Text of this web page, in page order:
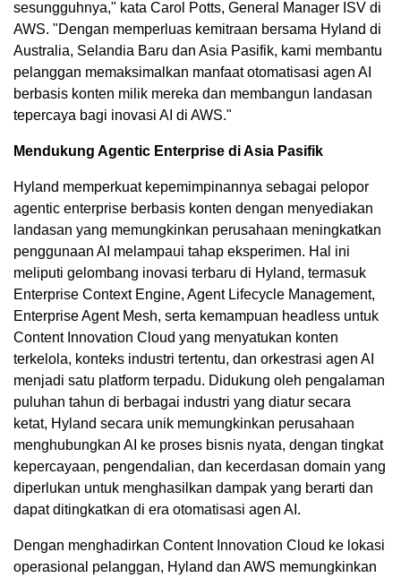
sesungguhnya," kata Carol Potts, General Manager ISV di
AWS. "Dengan memperluas kemitraan bersama Hyland di
Australia, Selandia Baru dan Asia Pasifik, kami membantu
pelanggan memaksimalkan manfaat otomatisasi agen AI
berbasis konten milik mereka dan membangun landasan
tepercaya bagi inovasi AI di AWS."
Mendukung Agentic Enterprise di Asia Pasifik
Hyland memperkuat kepemimpinannya sebagai pelopor
agentic enterprise berbasis konten dengan menyediakan
landasan yang memungkinkan perusahaan meningkatkan
penggunaan AI melampaui tahap eksperimen. Hal ini
meliputi gelombang inovasi terbaru di Hyland, termasuk
Enterprise Context Engine, Agent Lifecycle Management,
Enterprise Agent Mesh, serta kemampuan headless untuk
Content Innovation Cloud yang menyatukan konten
terkelola, konteks industri tertentu, dan orkestrasi agen AI
menjadi satu platform terpadu. Didukung oleh pengalaman
puluhan tahun di berbagai industri yang diatur secara
ketat, Hyland secara unik memungkinkan perusahaan
menghubungkan AI ke proses bisnis nyata, dengan tingkat
kepercayaan, pengendalian, dan kecerdasan domain yang
diperlukan untuk menghasilkan dampak yang berarti dan
dapat ditingkatkan di era otomatisasi agen AI.
Dengan menghadirkan Content Innovation Cloud ke lokasi
operasional pelanggan, Hyland dan AWS memungkinkan